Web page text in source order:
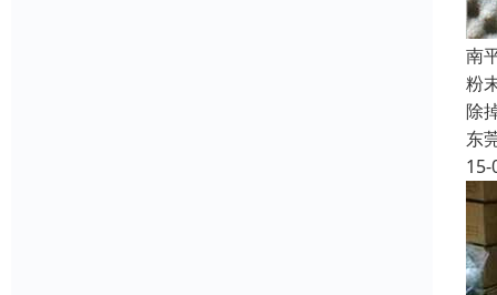
南
粉
除
东
15-